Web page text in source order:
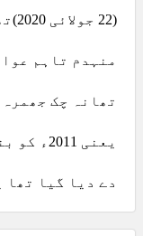
منہدم تاہم
یعنی
دے دیا گیا تھا